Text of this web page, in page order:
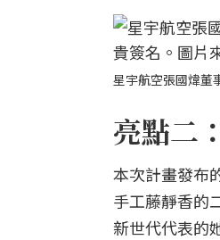
星宇航空張國煒董
亮點二
本次計畫發布
手工藤靜香的
新世代代表的